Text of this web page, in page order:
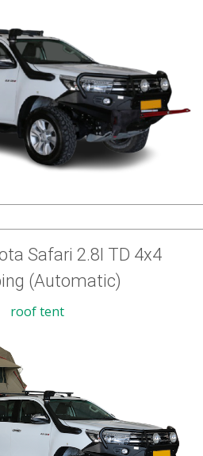
Safari 2.8l TD 4x4
(Automatic)
roof tent